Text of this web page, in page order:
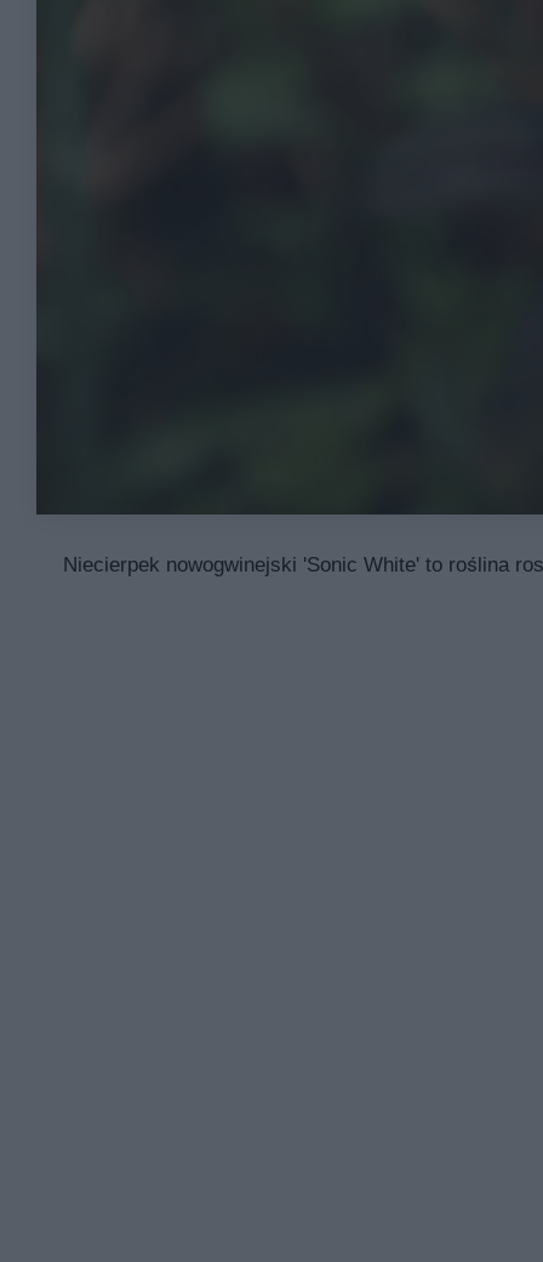
Niecierpek nowogwinejski 'Sonic White' to roślina